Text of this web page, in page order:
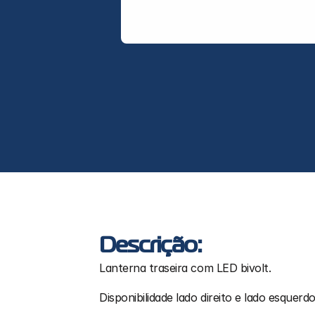
Descrição:
Lanterna traseira com LED bivolt.
Disponibilidade lado direito e lado